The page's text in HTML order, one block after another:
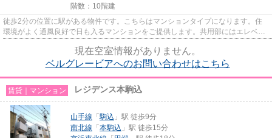
階数：10階建
徒歩2分の位置に駅がある物件です。こちらはマンションタイプになります。住
環境がよく通風良好で日も入るマンションをご提供します。共用部にはエレベー
現在空室情報がありません。
ベルグレービアへのお問い合わせはこちら
賃貸｜マンション レジデンス本駒込
山手線 「駒込 」駅 徒歩9分
南北線 「 本駒込 」駅 徒歩15分